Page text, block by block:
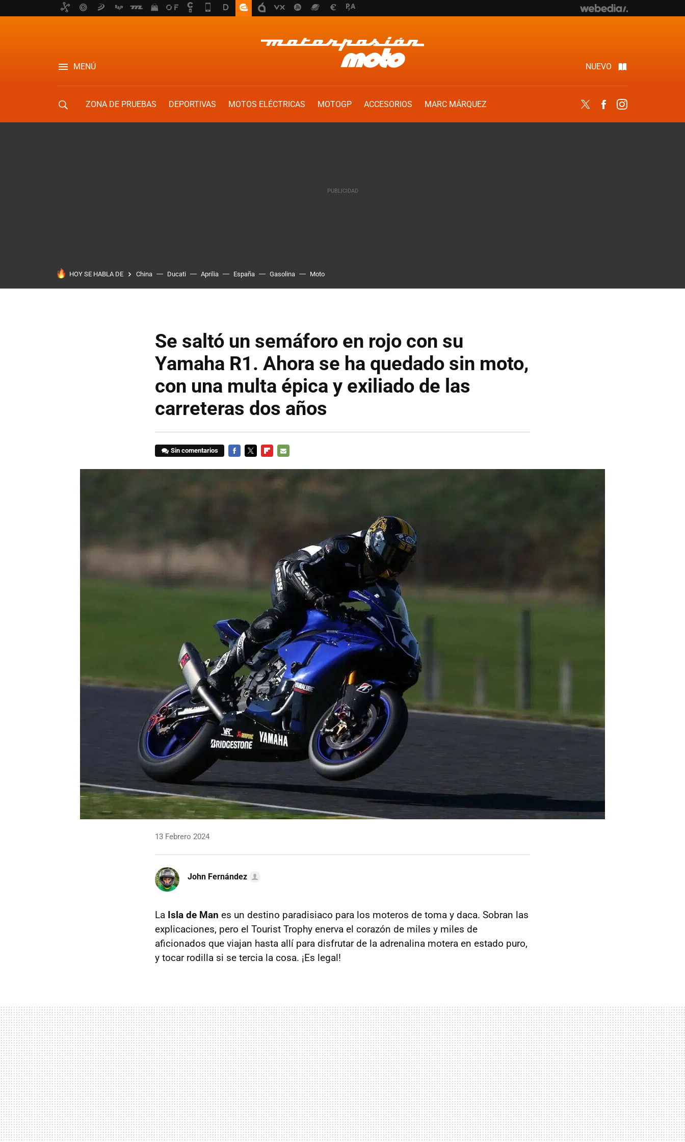
MENÚ NUEVO
ZONA DE PRUEBAS DEPORTIVAS MOTOS ELÉCTRICAS MOTOGP ACCESORIOS
MARC MÁRQUEZ
Twitter Facebook
HOY SE HABLA DE China Ducati Aprilia España Gasolina Moto
Se saltó un semáforo en rojo con su
Yamaha R1. Ahora se ha quedado sin moto,
con una multa épica y exiliado de las
carreteras dos años
Sin comentarios
13 Febrero 2024
John Fernández
La Isla de Man es un destino paradisiaco para los moteros de toma y daca. Sobran las
explicaciones, pero el Tourist Trophy enerva el corazón de miles y miles de
aficionados que viajan hasta allí para disfrutar de la adrenalina motera en estado puro,
y tocar rodilla si se tercia la cosa. ¡Es legal!